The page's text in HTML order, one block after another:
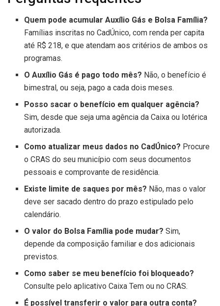
Quem pode acumular Auxílio Gás e Bolsa Família?
Famílias inscritas no CadÚnico, com renda per capita
até R$ 218, e que atendam aos critérios de ambos os
programas.
O Auxílio Gás é pago todo mês? Não, o benefício é
bimestral, ou seja, pago a cada dois meses.
Posso sacar o benefício em qualquer agência?
Sim, desde que seja uma agência da Caixa ou lotérica
autorizada.
Como atualizar meus dados no CadÚnico? Procure
o CRAS do seu município com seus documentos
pessoais e comprovante de residência.
Existe limite de saques por mês? Não, mas o valor
deve ser sacado dentro do prazo estipulado pelo
calendário.
O valor do Bolsa Família pode mudar? Sim,
depende da composição familiar e dos adicionais
previstos.
Como saber se meu benefício foi bloqueado?
Consulte pelo aplicativo Caixa Tem ou no CRAS.
É possível transferir o valor para outra conta?